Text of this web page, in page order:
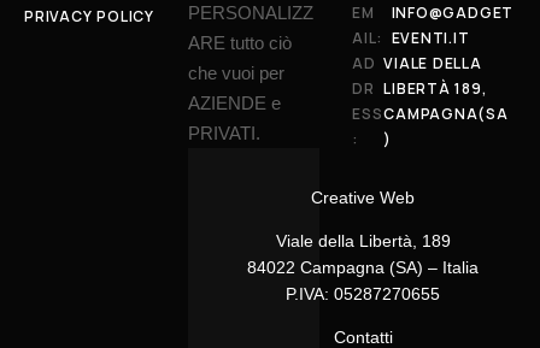
PRIVACY POLICY
PERSONALIZZ
ARE tutto ciò
che vuoi per
AZIENDE e
PRIVATI.
Creative Web
Viale della Libertà, 189
84022 Campagna (SA) – Italia
P.IVA: 05287270655
Contatti
EM
AIL:
INFO@GADGET
EVENTI.IT
AD
DR
ESS
:
VIALE DELLA
LIBERTÀ 189,
CAMPAGNA(SA
)